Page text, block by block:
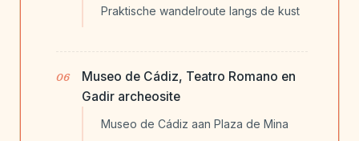
Praktische wandelroute langs de kust
Museo de Cádiz, Teatro Romano en
Gadir archeosite
Museo de Cádiz aan Plaza de Mina